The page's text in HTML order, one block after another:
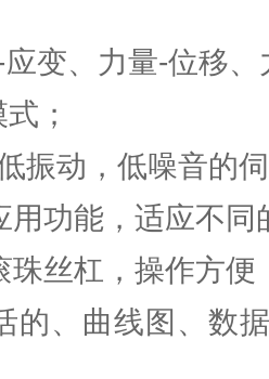
变、力量-位移
；
振动，低噪音的
用功能，适应不
珠丝杠，操作方便
的、曲线图、数